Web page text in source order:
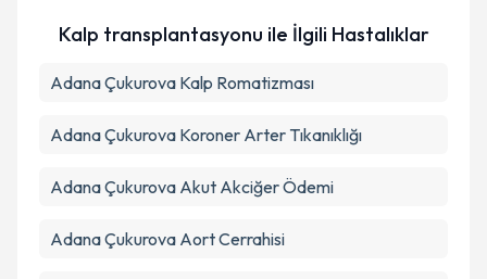
Kalp transplantasyonu ile İlgili Hastalıklar
Adana Çukurova Kalp Romatizması
Adana Çukurova Koroner Arter Tıkanıklığı
Adana Çukurova Akut Akciğer Ödemi
Adana Çukurova Aort Cerrahisi